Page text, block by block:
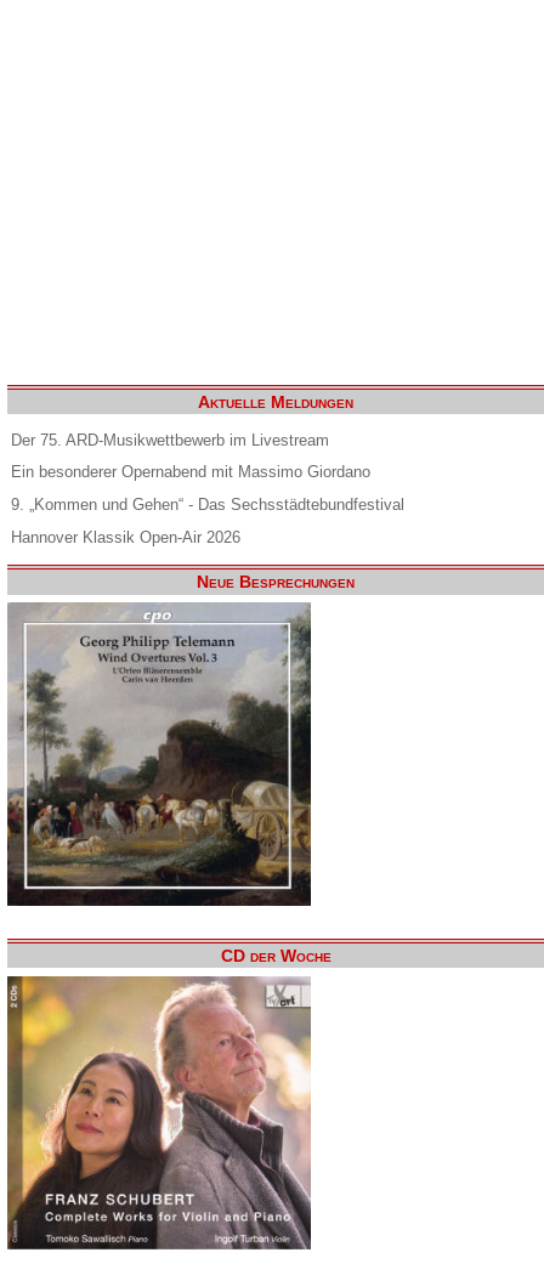
Aktuelle Meldungen
Der 75. ARD-Musikwettbewerb im Livestream
Ein besonderer Opernabend mit Massimo Giordano
9. „Kommen und Gehen“ - Das Sechsstädtebundfestival
Hannover Klassik Open-Air 2026
Neue Besprechungen
CD der Woche